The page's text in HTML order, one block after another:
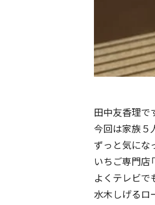
田中友香理で
今回は家族５
ずっと気にな
いちご専門店
よくテレビで
水木しげるロ